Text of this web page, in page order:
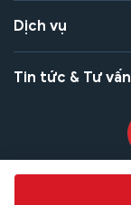
Dịch vụ
Tin tức & Tư vấn